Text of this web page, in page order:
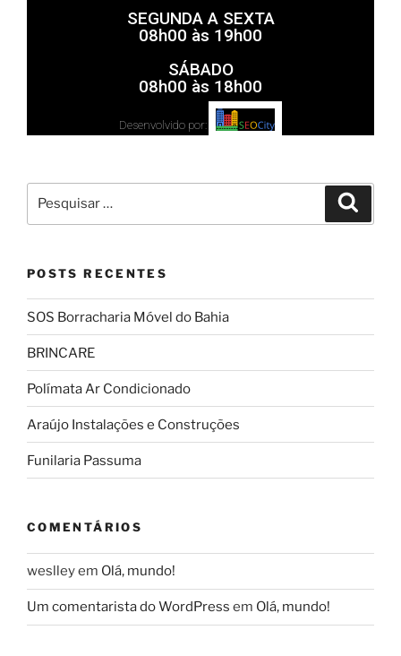
SEGUNDA A SEXTA
08h00 às 19h00
SÁBADO
08h00 às 18h00
Desenvolvido por:
POSTS RECENTES
SOS Borracharia Móvel do Bahia
BRINCARE
Polímata Ar Condicionado
Araújo Instalações e Construções
Funilaria Passuma
COMENTÁRIOS
weslleyem Olá, mundo!
Um comentarista do WordPress em Olá, mundo!